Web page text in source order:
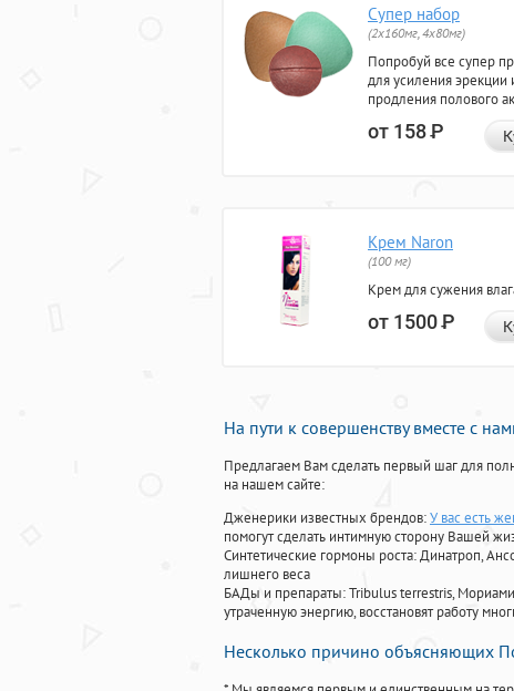
Супер набор
(2х160мг, 4х80мг)
Попробуй все супер
для усиления эрекции
продления полового
от 158Р
Крем Naron
(100 мг)
Крем для сужения
от 1500Р
На пути к совершенству вместе с
Предлагаем Вам сделать первый шаг для
на нашем сайте:
Дженерики известных брендов:У вас есть
помогут сделать интимную сторону Вашей
Синтетические гормоны роста: Динатроп,
лишнего веса
БАДы и препараты:Tribulus terrestris,
утраченную энергию, восстановят работу
Несколько причино объясняющих